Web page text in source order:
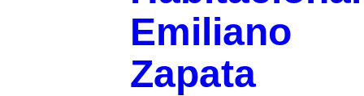
Emiliano
Zapata